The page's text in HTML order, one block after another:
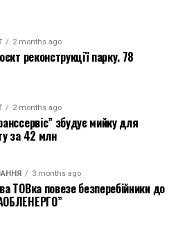
2 months ago
реконструкції парку. 78
2 months ago
збудує мийку для
за 42 млн
3 months ago
ТОВка повезе безперебійники до